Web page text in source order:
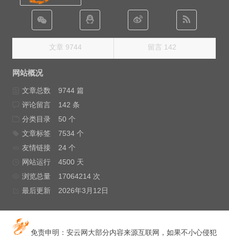
文章 9744 留言 142
网站概况
文章总数
9744 篇
评论留言
142 条
分类目录
50 个
文章标签
7534 个
友情链接
24 个
网站运行
4500 天
浏览总量
17064214 次
最后更新
2026年3月12日
免责申明：安云网大部分内容来源互联网，如果不小心侵犯